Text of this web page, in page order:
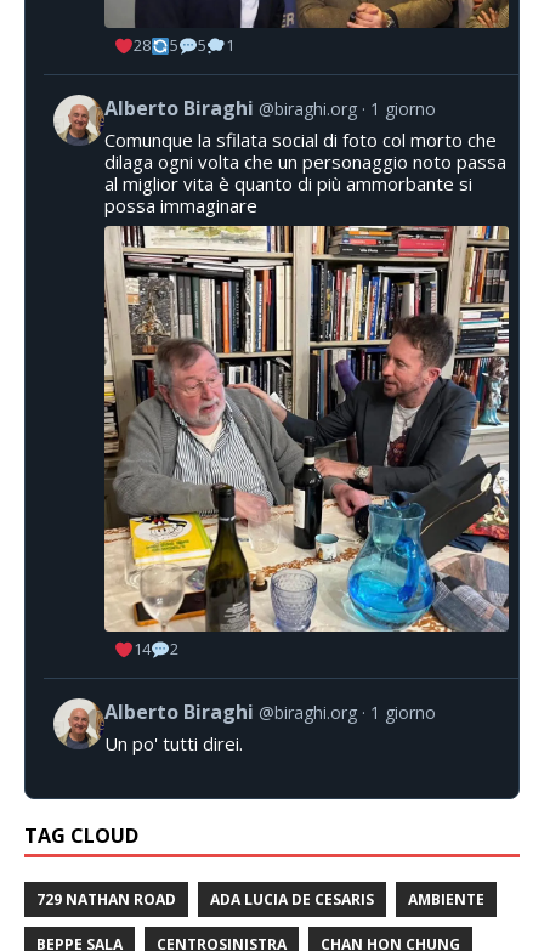
28 5 5 1
Alberto Biraghi @biraghi.org 1 giorno
Comunque la sfilata social di foto col morto che
dilaga ogni volta che un personaggio noto passa
al miglior vita è quanto di più ammorbante si
possa immaginare
14 2
Alberto Biraghi @biraghi.org 1 giorno
Un po' tutti direi.
TAG CLOUD
729 NATHAN ROAD ADA LUCIA DE CESARIS AMBIENTE
BEPPE SALA CENTROSINISTRA CHAN HON CHUNG